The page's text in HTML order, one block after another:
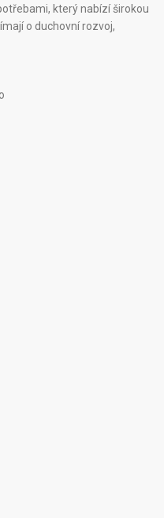
který nabízí širokou
o duchovní rozvoj,